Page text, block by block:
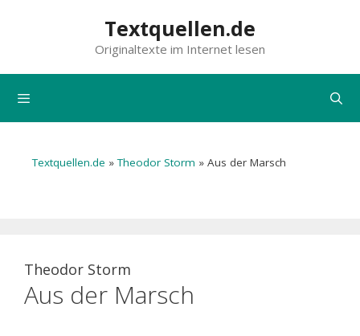
Textquellen.de
Originaltexte im Internet lesen
Textquellen.de »Theodor Storm » Aus der Marsch
Theodor Storm
Aus der Marsch